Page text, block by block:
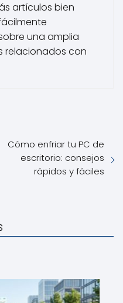
artículos bien
una amplia
relacionados con
Cómo enfriar tu PC de
escritorio: consejos
rápidos y fáciles